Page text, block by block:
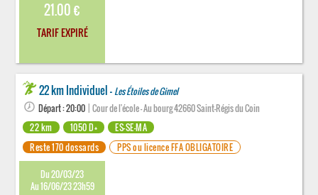
21.00 €
TARIF EXPIRÉ
22 km Individuel - Les Étoiles de Gimel
Départ : 20:00 | Cour de l'école - Au bourg 42660 Saint-Régis du Coin
22 km
1050 D+
ES-SE-MA
Reste 170 dossards
PPS ou licence FFA OBLIGATOIRE
Du 20/03/23
Au 16/06/23 23h59